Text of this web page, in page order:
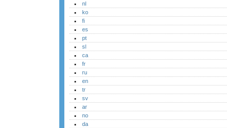
nl
ko
fi
es
pt
sl
ca
fr
ru
en
tr
sv
ar
no
da